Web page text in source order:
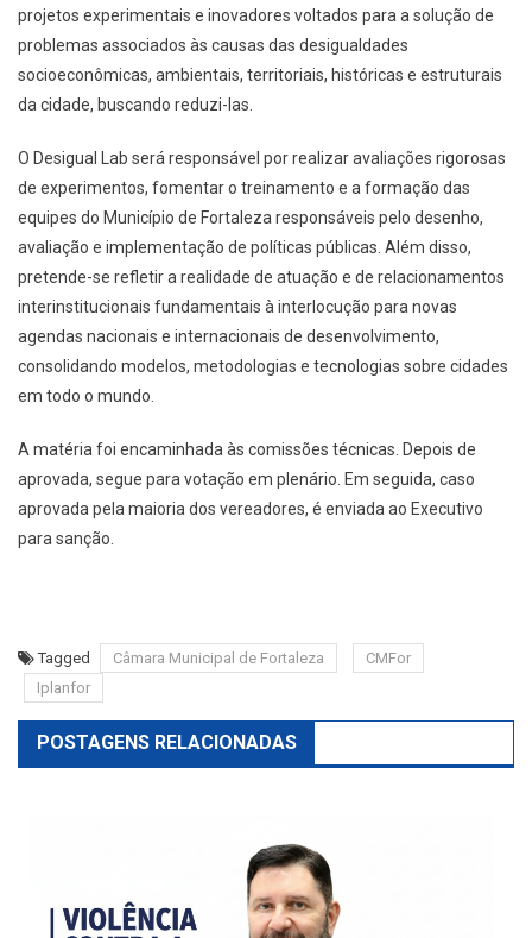
projetos experimentais e inovadores voltados para a solução de
problemas associados às causas das desigualdades
socioeconômicas, ambientais, territoriais, históricas e estruturais
da cidade, buscando reduzi-las.
O Desigual Lab será responsável por realizar avaliações rigorosas
de experimentos, fomentar o treinamento e a formação das
equipes do Município de Fortaleza responsáveis pelo desenho,
avaliação e implementação de políticas públicas. Além disso,
pretende-se refletir a realidade de atuação e de relacionamentos
interinstitucionais fundamentais à interlocução para novas
agendas nacionais e internacionais de desenvolvimento,
consolidando modelos, metodologias e tecnologias sobre cidades
em todo o mundo.
A matéria foi encaminhada às comissões técnicas. Depois de
aprovada, segue para votação em plenário. Em seguida, caso
aprovada pela maioria dos vereadores, é enviada ao Executivo
para sanção.
Tagged Câmara Municipal de Fortaleza
CMFor
Iplanfor
POSTAGENS RELACIONADAS